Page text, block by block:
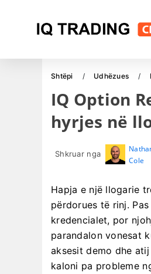
Shtëpi Udhëzues
IQ Option
hyrjes në
Shkruar nga
Cole
Hapja e një llogarie
përdorues të rinj.
kredencialet, por
parandalon vonesat
aksesit demo dhe
kaloni pa probleme